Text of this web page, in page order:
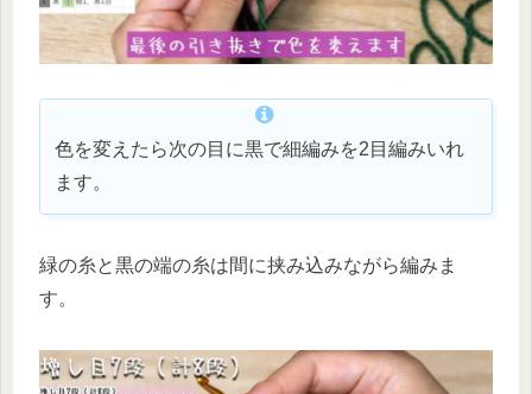
色を変えたら次の目に黒で細編みを2目編みいれ
ます。
緑の糸と黒の端の糸は間に挟み込みながら編みま
す。